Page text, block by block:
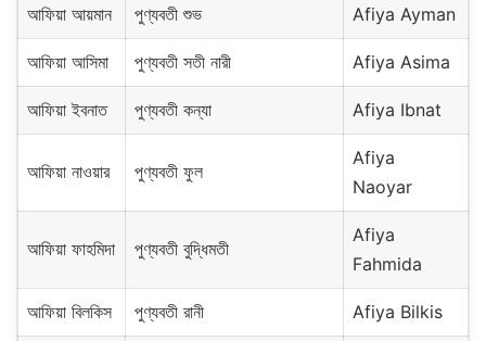
আফিয়া আয়মান পুণ্যবতী শুভ Afiya Ayman
আফিয়া আসিমা পুণ্যবতী সতী নারী Afiya Asima
আফিয়া ইবনাত পুণ্যবতী কন্যা Afiya Ibnat
আফিয়া নাওয়ার পুণ্যবতী ফুল
Afiya
Naoyar
আফিয়া ফাহমিদা পুণ্যবতী বুদ্ধিমতী
Afiya
Fahmida
আফিয়া বিলকিস পুণ্যবতী রানী Afiya Bilkis